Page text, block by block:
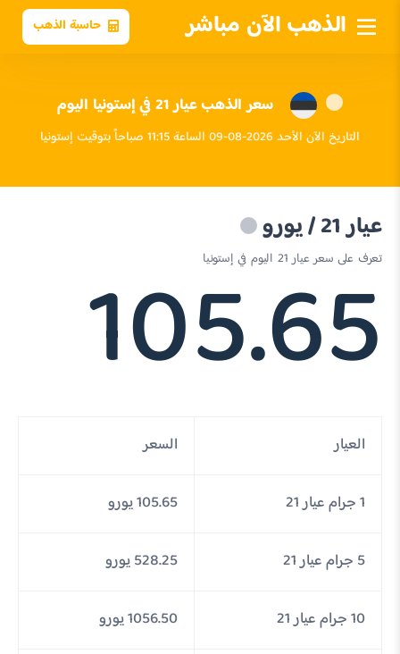
الذهب الآن مباشر حاسبة الذهب
سعر الذهب عيار 21 في إستونيا اليوم
التاريخ الآن الأحد 2026-08-09 الساعة 11:15 صباحاً بتوقيت إستونيا
عيار 21 / يورو
تعرف على سعر عيار 21 اليوم في إستونيا
105.65
العيار السعر
1 جرام عيار 21 105.65 يورو
5 جرام عيار 21 528.25 يورو
10 جرام عيار 21 1056.50 يورو